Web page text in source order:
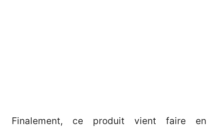
Finalement, ce produit vient faire en